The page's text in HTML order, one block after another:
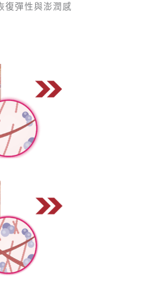
彈性與澎潤感